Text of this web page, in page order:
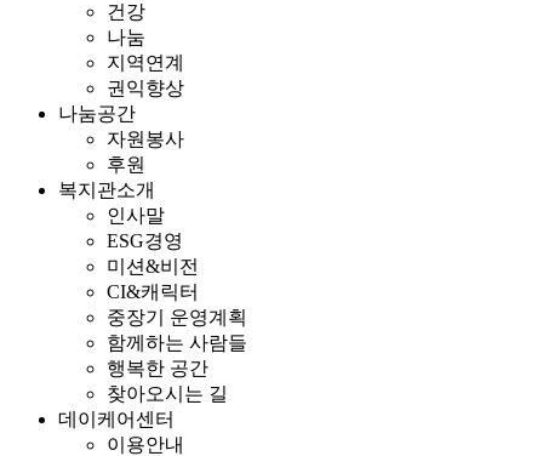
건강
나눔
지역연계
권익향상
나눔공간
자원봉사
후원
복지관소개
인사말
ESG경영
미션&비전
CI&캐릭터
중장기 운영계획
함께하는 사람들
행복한 공간
찾아오시는 길
데이케어센터
이용안내